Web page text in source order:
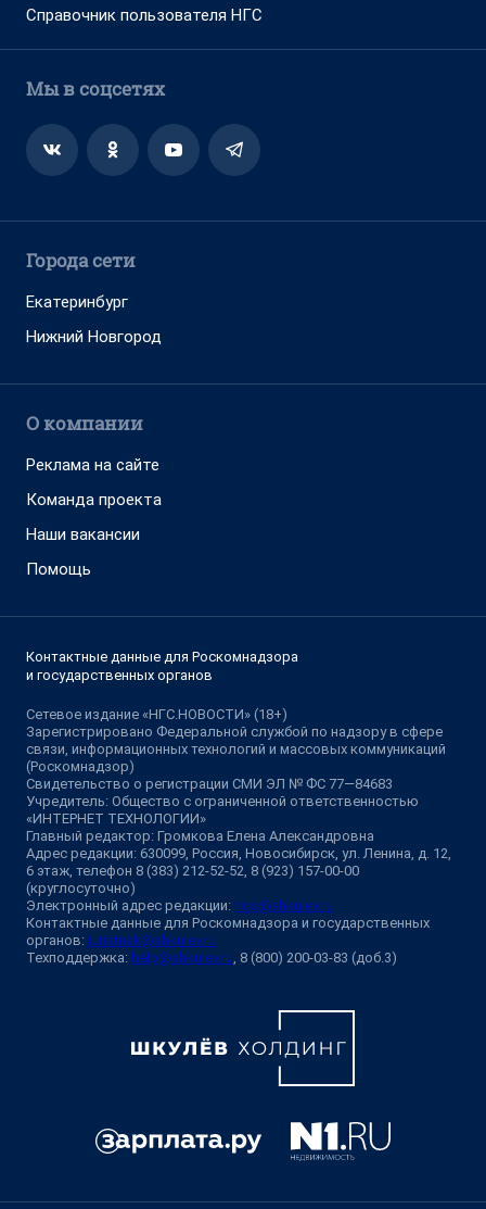
Справочник пользователя НГС
Мы в соцсетях
Города сети
Екатеринбург
Нижний Новгород
О компании
Реклама на сайте
Команда проекта
Наши вакансии
Помощь
Контактные данные для Роскомнадзора
и государственных органов
Сетевое издание «НГС.НОВОСТИ» (18+)
Зарегистрировано Федеральной службой по надзору в сфере
связи, информационных технологий и массовых коммуникаций
(Роскомнадзор)
Свидетельство о регистрации СМИ ЭЛ № ФС 77—84683
Учредитель: Общество с ограниченной ответственностью
«ИНТЕРНЕТ ТЕХНОЛОГИИ»
Главный редактор: Громкова Елена Александровна
Адрес редакции: 630099, Россия, Новосибирск, ул. Ленина, д. 12,
6 этаж, телефон 8 (383) 212-52-52, 8 (923) 157-00-00
(круглосуточно)
Электронный адрес редакции: ngs@shkulev.ru
Контактные данные для Роскомнадзора и государственных
органов: juristnsk@shkulev.ru
Техподдержка: help@shkulev.ru, 8 (800) 200-03-83 (доб.3)